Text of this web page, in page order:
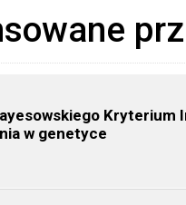
w genetyce